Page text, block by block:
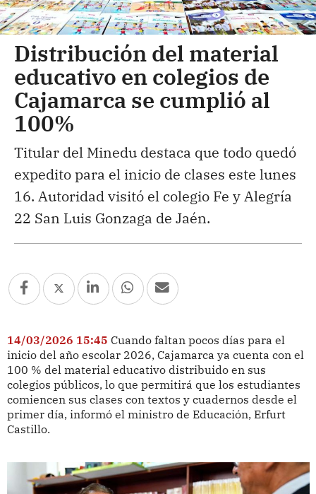
Distribución del material
educativo en colegios de
Cajamarca se cumplió al
100%
Titular del Minedu destaca que todo quedó
expedito para el inicio de clases este lunes
16. Autoridad visitó el colegio Fe y Alegría
22 San Luis Gonzaga de Jaén.
14/03/2026 15:45 Cuando faltan pocos días para el
inicio del año escolar 2026, Cajamarca ya cuenta con el
100 % del material educativo distribuido en sus
colegios públicos, lo que permitirá que los estudiantes
comiencen sus clases con textos y cuadernos desde el
primer día, informó el ministro de Educación, Erfurt
Castillo.